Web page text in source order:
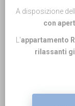
A disposizione
con
L'appartamento
rilassanti